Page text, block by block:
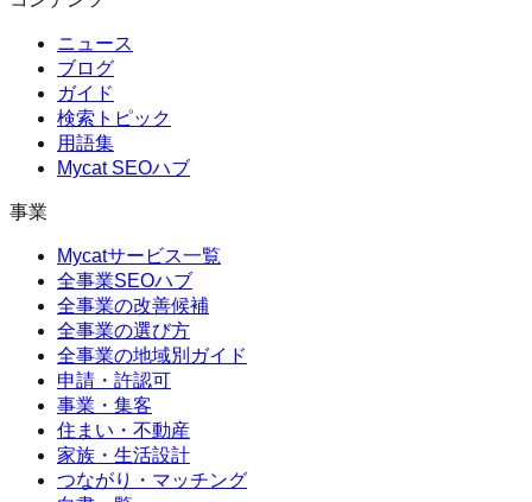
ニュース
ブログ
ガイド
検索トピック
用語集
Mycat SEOハブ
事業
Mycatサービス一覧
全事業SEOハブ
全事業の改善候補
全事業の選び方
全事業の地域別ガイド
申請・許認可
事業・集客
住まい・不動産
家族・生活設計
つながり・マッチング